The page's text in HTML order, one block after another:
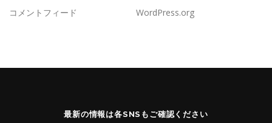
コメントフィード
WordPress.org
最新の情報は各SNSもご確認ください